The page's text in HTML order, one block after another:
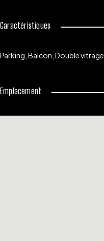
Caractéristiques
Parking, Balcon, Double vitrage
Emplacement